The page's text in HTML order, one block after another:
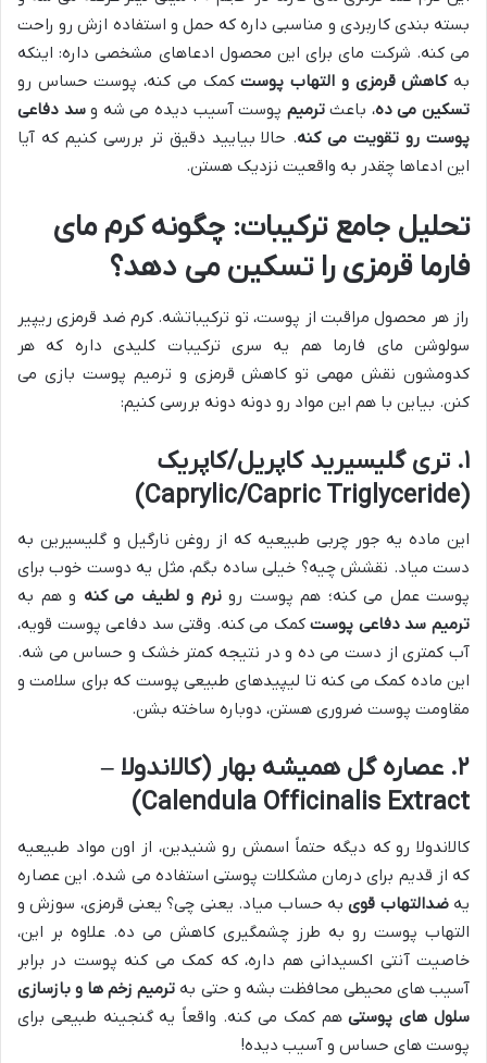
بسته بندی کاربردی و مناسبی داره که حمل و استفاده ازش رو راحت
می کنه. شرکت مای برای این محصول ادعاهای مشخصی داره: اینکه
بهکاهش قرمزی و التهاب پوستکمک می کنه، پوست حساس رو
تسکین می ده، باعثترمیم پوست آسیب دیده می شه وسد دفاعی
پوست رو تقویت می کنه. حالا بیایید دقیق تر بررسی کنیم که آیا
این ادعاها چقدر به واقعیت نزدیک هستن.
تحلیل جامع ترکیبات: چگونه کرم مای
فارما قرمزی را تسکین می دهد؟
راز هر محصول مراقبت از پوست، تو ترکیباتشه. کرم ضد قرمزی ریپیر
سولوشن مای فارما هم یه سری ترکیبات کلیدی داره که هر
کدومشون نقش مهمی تو کاهش قرمزی و ترمیم پوست بازی می
کنن. بیاین با هم این مواد رو دونه دونه بررسی کنیم:
۱. تری گلیسیرید کاپریل/کاپریک
(Caprylic/Capric Triglyceride)
این ماده یه جور چربی طبیعیه که از روغن نارگیل و گلیسیرین به
دست میاد. نقشش چیه؟ خیلی ساده بگم، مثل یه دوست خوب برای
پوست عمل می کنه؛ هم پوست رونرم و لطیف می کنه و هم به
ترمیم سد دفاعی پوستکمک می کنه. وقتی سد دفاعی پوست قویه،
آب کمتری از دست می ده و در نتیجه کمتر خشک و حساس می شه.
این ماده کمک می کنه تا لیپیدهای طبیعی پوست که برای سلامت و
مقاومت پوست ضروری هستن، دوباره ساخته بشن.
۲. عصاره گل همیشه بهار (کالاندولا –
Calendula Officinalis Extract)
کالاندولا رو که دیگه حتماً اسمش رو شنیدین، از اون مواد طبیعیه
که از قدیم برای درمان مشکلات پوستی استفاده می شده. این عصاره
یهضدالتهاب قویبه حساب میاد. یعنی چی؟ یعنی قرمزی، سوزش و
التهاب پوست رو به طرز چشمگیری کاهش می ده. علاوه بر این،
خاصیت آنتی اکسیدانی هم داره، که کمک می کنه پوست در برابر
آسیب های محیطی محافظت بشه و حتی به ترمیم زخم ها و بازسازی
سلول های پوستیهم کمک می کنه. واقعاً یه گنجینه طبیعی برای
پوست های حساس و آسیب دیده!